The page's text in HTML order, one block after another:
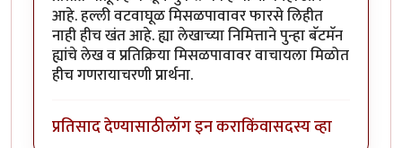
आहे. हल्ली वटवाघूळ मिसळपावावर फारसे लिहीत
नाही हीच खंत आहे. ह्या लेखाच्या निमित्ताने पुन्हा बॅटमॅन
ह्यांचे लेख व प्रतिक्रिया मिसळपावावर वाचायला मिळोत
हीच गणरायाचरणी प्रार्थना.
प्रतिसाद देण्यासाठीलॉग इन कराकिंवासदस्य व्हा